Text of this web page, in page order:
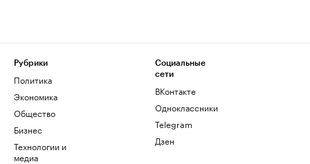
Рубрики
Политика
Экономика
Общество
Бизнес
Технологии и
медиа
Социальные
сети
ВКонтакте
Одноклассники
Telegram
Дзен